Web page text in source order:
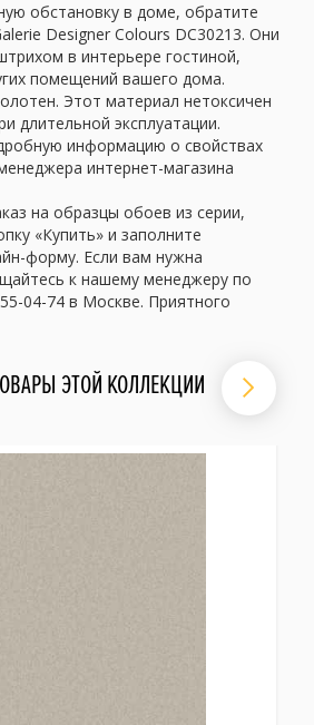
обстановку в доме, обратите
Designer Colours DC30213. Они
в интерьере гостиной,
помещений вашего дома.
Этот материал нетоксичен
длительной эксплуатации.
информацию о свойствах
интернет-магазина
на образцы обоев из серии,
«Купить» и заполните
форму. Если вам нужна
к нашему менеджеру по
04-74 в Москве. Приятного
ЭТОЙ КОЛЛЕКЦИИ